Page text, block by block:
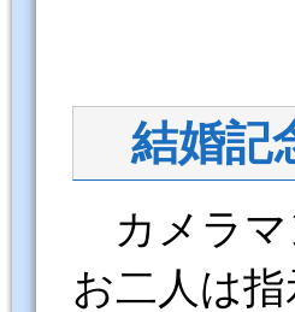
結婚記
カメラマ
お二人は